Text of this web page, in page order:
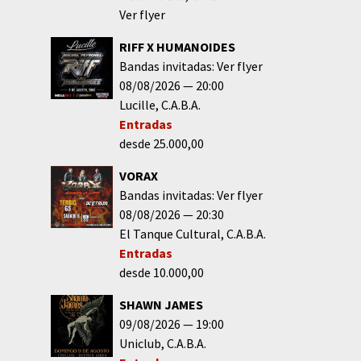
Ver flyer
RIFF X HUMANOIDES
Bandas invitadas: Ver flyer
08/08/2026
20:00
Lucille C.A.B.A.
Entradas
desde 25.000,00
VORAX
Bandas invitadas: Ver flyer
08/08/2026
20:30
El Tanque Cultural C.A.B.A.
Entradas
desde 10.000,00
SHAWN JAMES
09/08/2026
19:00
Uniclub C.A.B.A.